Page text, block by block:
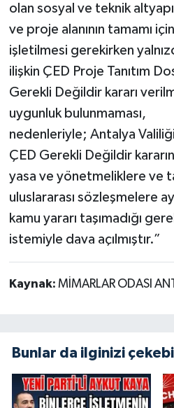
olan sosyal ve teknik
ve proje alanının tamamı
işletilmesi gerekirken
ilişkin ÇED Proje Tanıtım
Gerekli Değildir kararı
uygunluk bulunmaması,
nedenleriyle; Antalya
ÇED Gerekli Değildir
yasa ve yönetmeliklere ve
uluslararası sözleşmelere
kamu yararı taşımadığı
istemiyle dava açılmıştır.”
Kaynak: MİMARLAR ODASI
Bunlar da ilginizi